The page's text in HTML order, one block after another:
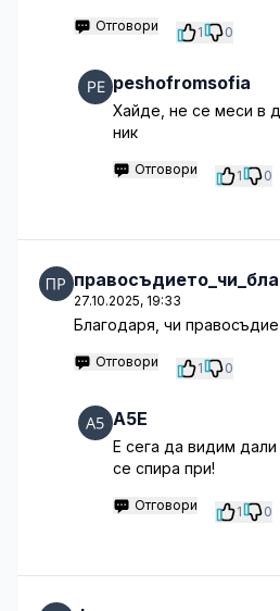
Отговори 1 0
peshofromsofia
Хайде, не се меси в
ник
Отговори 1 0
27.10.2025, 19:33
Благодаря, чи
Отговори 1 0
A5E
E сега да видим
се спира при!
Отговори 1 0